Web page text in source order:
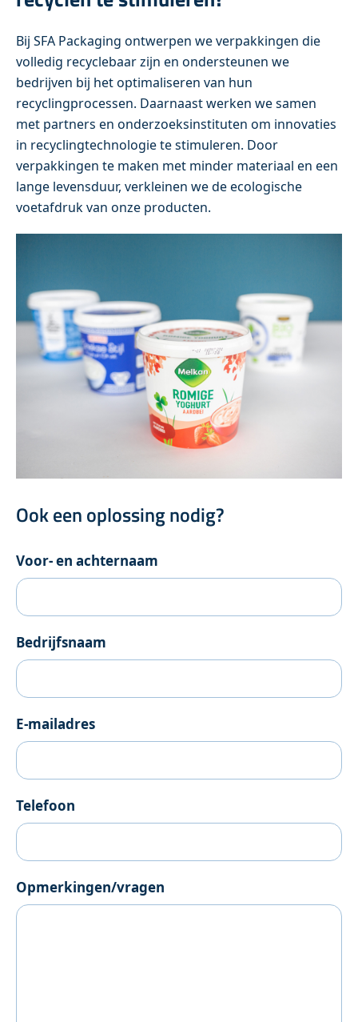
Bij SFA Packaging ontwerpen we verpakkingen die
volledig recyclebaar zijn en ondersteunen we
bedrijven bij het optimaliseren van hun
recyclingprocessen. Daarnaast werken we samen
met partners en onderzoeksinstituten om innovaties
in recyclingtechnologie te stimuleren. Door
verpakkingen te maken met minder materiaal en een
lange levensduur, verkleinen we de ecologische
voetafdruk van onze producten.
Ook een oplossing nodig?
Voor- en achternaam
Bedrijfsnaam
E-mailadres
Telefoon
Opmerkingen/vragen